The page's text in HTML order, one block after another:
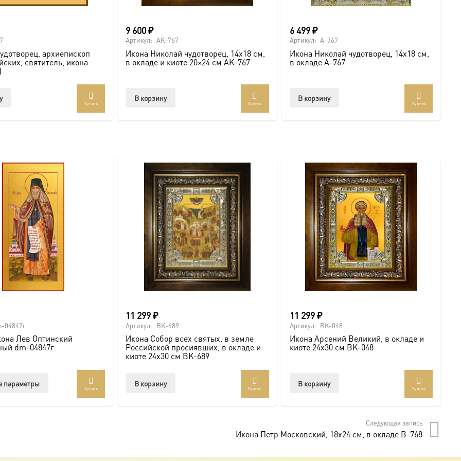
больше уникальных работ:
https://vk.com/ikonaspas
архиепископ
святитель, икона
Купить
9 600₽
Артикул: AK-767
Икона Николай чудотворец, 14х18 см,
в окладе и киоте 20×24 см AK-767
В корзину
Купить
6 499₽
Артикул: A-767
Икона Николай чудотворец, 14х18 см,
в окладе A-767
В корзину
Купить
04847г
Лев Оптинский
dm-04847г
параметры
Купить
11 299₽
Артикул: BK-689
Икона Собор всех святых, в земле
Российской просиявших, в окладе и
киоте 24х30 см BK-689
В корзину
Купить
11 299₽
Артикул: BK-048
Икона Арсений Великий, в окладе и
киоте 24х30 см BK-048
В корзину
Купить
Следующая запись
Икона Петр Московский, 18х24 см, в окладе B-768